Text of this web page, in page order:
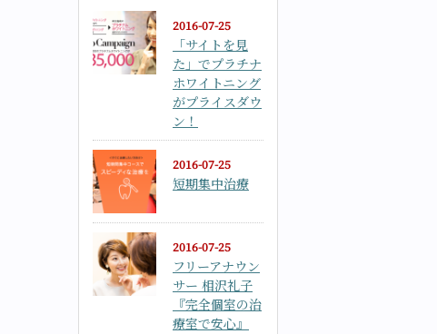
2016-07-25
「サイトを見
た」でプラチナ
ホワイトニング
がプライスダウ
ン！
2016-07-25
短期集中治療
2016-07-25
フリーアナウン
サー 相沢礼子
『完全個室の治
療室で安心』